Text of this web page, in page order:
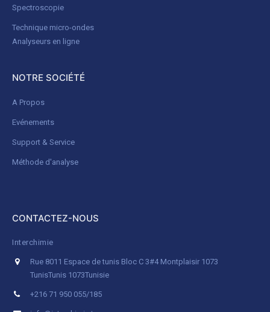
Spectroscopie
Technique micro-ondes
Analyseurs en ligne
NOTRE SOCIÉTÉ
A Propos
Evénements
Support & Service
Méthode d'analyse
CONTACTEZ-NOUS
Interchimie
Rue 8011 Espace de tunis Bloc C 3#4 Montplaisir 1073
TunisTunis 1073Tunisie
+216 71 950 055/185